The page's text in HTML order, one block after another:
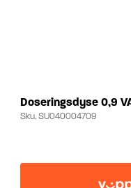
Doseringsdyse 0,9
Sku.SU040004709